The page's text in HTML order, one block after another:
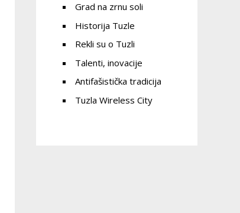
Grad na zrnu soli
Historija Tuzle
Rekli su o Tuzli
Talenti, inovacije
Antifašistička tradicija
Tuzla Wireless City